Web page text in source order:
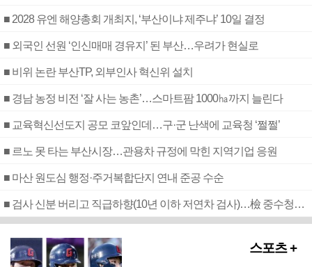
■ 2028 유엔 해양총회 개최지, ‘부산이냐 제주냐’ 10일 결정
■ 외국인 선원 ‘인신매매 경유지’ 된 부산…우려가 현실로
■ 비위 논란 부산TP, 외부인사 혁신위 설치
■ 경남 농정 비전 ‘잘 사는 농촌’…스마트팜 1000㏊까지 늘린다
■ 교육혁신선도지 공모 코앞인데…구·군 난색에 교육청 ‘쩔쩔’
■ 르노 못 타는 부산시장…관용차 규정에 막힌 지역기업 응원
■ 마산 원도심 행정·주거복합단지 연내 준공 수순
■ 검사 신분 버리고 직급하향(10년 이하 저연차 검사)…檢 중수청행 기피
스포츠 +